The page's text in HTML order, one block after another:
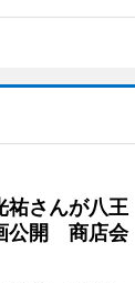
祐さんが八王
公開 商店会